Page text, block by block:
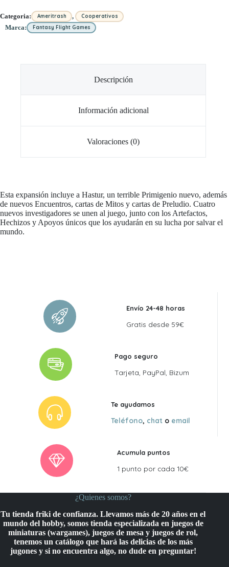
Categoria: Ameritrash , Cooperativos
Marca: Fantasy Flight Games
Descripción
Información adicional
Valoraciones (0)
Esta expansión incluye a Hastur, un terrible Primigenio nuevo, además
de nuevos Encuentros, cartas de Mitos y cartas de Preludio. Cuatro
nuevos investigadores se unen al juego, junto con los Artefactos,
Hechizos y Apoyos únicos que los ayudarán en su lucha por salvar el
mundo.
Envío 24-48 horas
Gratis desde 59€
Pago seguro
Tarjeta, PayPal, Bizum
Te ayudamos
Teléfono, chat o email
Acumula puntos
1 punto por cada 10€
¿Quienes somos?
Tu tienda friki de confianza. Llevamos más de 20 años en el
mundo del hobby, somos tienda especializada en juegos de
miniaturas (wargames), juegos de mesa y juegos de rol,
tenemos un catálogo que hará las delicias de los más
jugones y si no encuentra algo, no dude en preguntar!